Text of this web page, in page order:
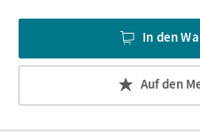
In den
Auf den